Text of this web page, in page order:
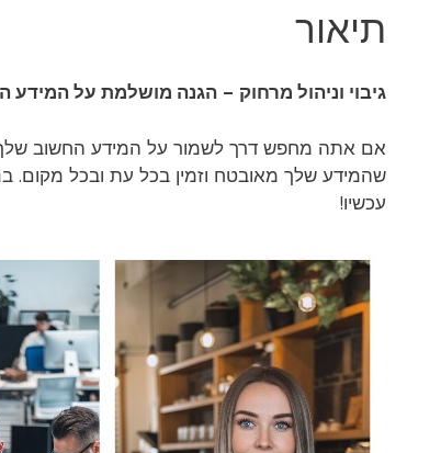
תיאור
גיבוי וניהול מרחוק – הגנה מושלמת על
אם אתה מחפש דרך לשמור על המידע החשוב שלך
שהמידע שלך מאובטח וזמין בכל עת ובכל מקום.
עכשיו!